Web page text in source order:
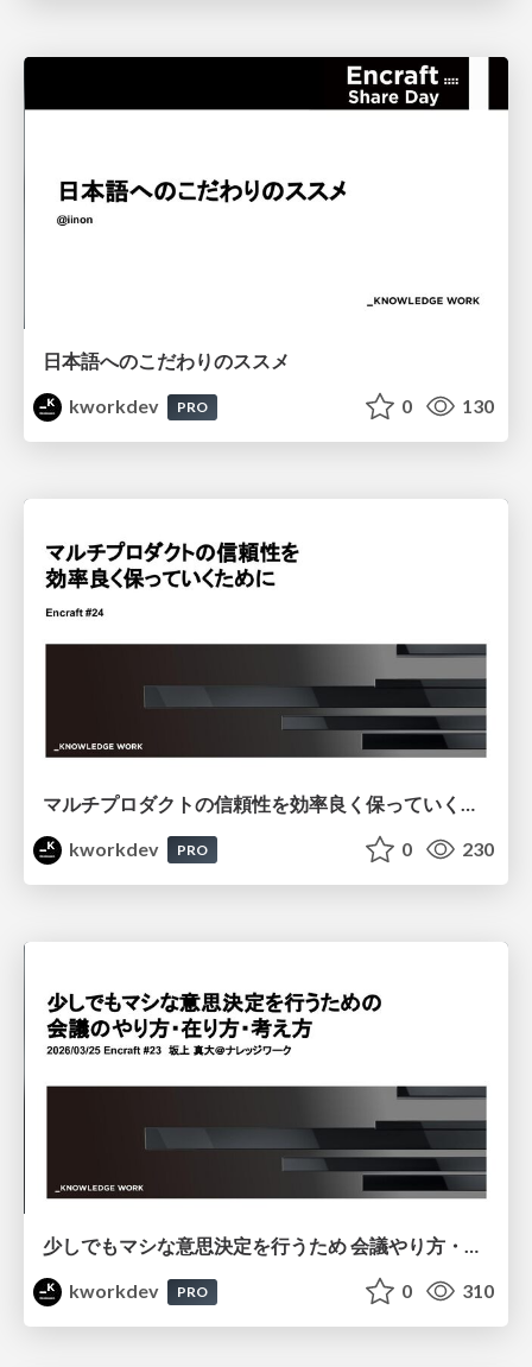
日本語へのこだわりのススメ
kworkdev
PRO 0 130
kworkdev
PRO 0 230
少しでもマシな意思決定を行うため 会議やり方・在り方・考え方
kworkdev
PRO 0 310